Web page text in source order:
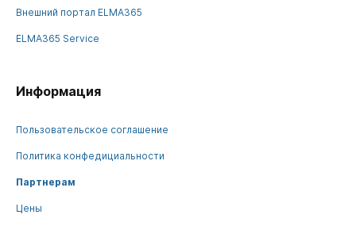
Внешний портал ELMA365
ELMA365 Service
Информация
Пользовательское соглашение
Политика конфедициальности
Партнерам
Цены